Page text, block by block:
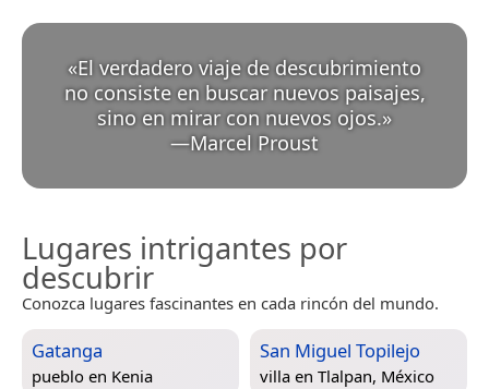
«El verdadero viaje de descubrimiento
no consiste en buscar nuevos paisajes,
sino en mirar con nuevos ojos.
—Marcel Proust
Lugares intrigantes por
descubrir
Conozca lugares fascinantes en cada rincón del mundo.
Gatanga
pueblo en Kenia
San Miguel Topilejo
villa en Tlalpan, México